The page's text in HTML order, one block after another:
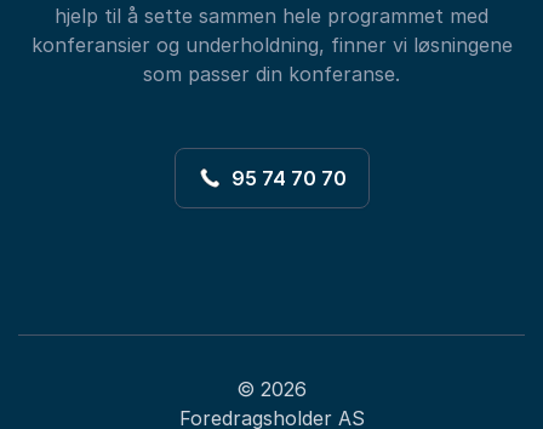
hjelp til å sette sammen hele programmet med
konferansier og underholdning, finner vi løsningene
som passer din konferanse.
95 74 70 70
© 2026
Foredragsholder AS